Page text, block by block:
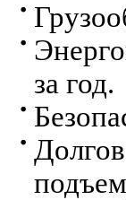
за год.